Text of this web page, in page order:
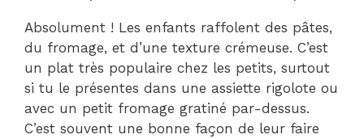
Absolument ! Les enfants raffolent des pâtes,
du fromage, et d’une texture crémeuse. C’est
un plat très populaire chez les petits, surtout
si tu le présentes dans une assiette rigolote ou
avec un petit fromage gratiné par-dessus.
C’est souvent une bonne façon de leur faire